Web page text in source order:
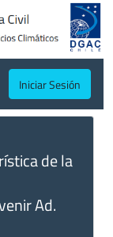
Iniciar Sesión
de la
Ad.